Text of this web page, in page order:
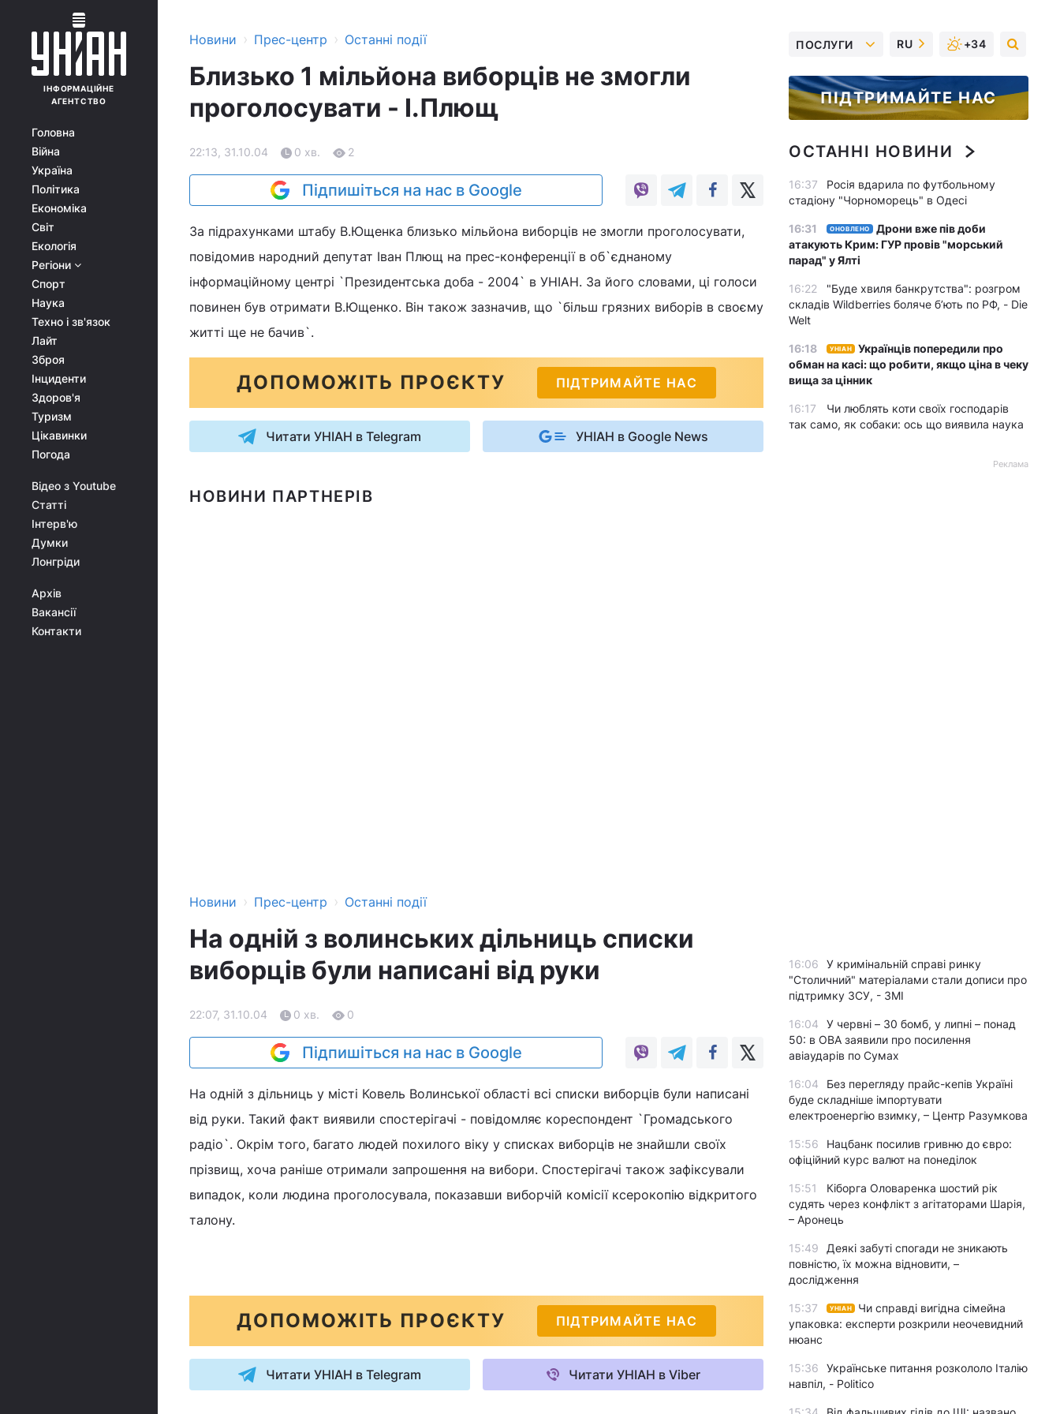
ІНФОРМАЦІЙНЕ
АГЕНТСТВО
Головна
Війна
Україна
Політика
Економіка
Світ
Екологія
Регіони
Спорт
Наука
Техно і зв'язок
Лайт
Зброя
Інциденти
Здоров'я
Туризм
Цікавинки
Погода
Відео з Youtube
Статті
Інтерв'ю
Думки
Лонгріди
Архів
Вакансії
Контакти
Новини › Прес-центр › Останні події
Близько 1 мільйона виборців не змогли
проголосувати - І.Плющ
22:13, 31.10.04 0 хв. 2
Підпишіться на нас в Google
За підрахунками штабу В.Ющенка близько мільйона виборців не змогли проголосувати,
повідомив народний депутат Іван Плющ на прес-конференції в об`єднаному
інформаційному центрі `Президентська доба - 2004` в УНІАН. За його словами, ці голоси
повинен був отримати В.Ющенко. Він також зазначив, що `більш грязних виборів в своєму
житті ще не бачив`.
ДОПОМОЖІТЬ ПРОЄКТУ ПІДТРИМАЙТЕ НАС
Читати УНІАН в Telegram УНІАН в Google News
НОВИНИ ПАРТНЕРІВ
Новини › Прес-центр › Останні події
На одній з волинських дільниць списки
виборців були написані від руки
22:07, 31.10.04 0 хв. 0
Підпишіться на нас в Google
На одній з дільниць у місті Ковель Волинської області всі списки виборців були написані
від руки. Такий факт виявили спостерігачі - повідомляє кореспондент `Громадського
радіо`. Окрім того, багато людей похилого віку у списках виборців не знайшли своїх
прізвищ, хоча раніше отримали запрошення на вибори. Спостерігачі також зафіксували
випадок, коли людина проголосувала, показавши виборчій комісії ксерокопію відкритого
талону.
ДОПОМОЖІТЬ ПРОЄКТУ ПІДТРИМАЙТЕ НАС
Читати УНІАН в Telegram Читати УНІАН в Viber
ПОСЛУГИ RU +34
ПІДТРИМАЙТЕ НАС
ОСТАННІ НОВИНИ
16:37
Росія вдарила по футбольному
стадіону "Чорноморець" в Одесі
16:31 ОНОВЛЕНО
Дрони вже пів доби
атакують Крим: ГУР провів "морський
парад" у Ялті
16:22
"Буде хвиля банкрутства": розгром
складів Wildberries боляче бʼють по РФ, - Die
Welt
16:18 УНІАН
Українців попередили про
обман на касі: що робити, якщо ціна в чеку
вища за цінник
16:17
Чи люблять коти своїх господарів
так само, як собаки: ось що виявила наука
Реклама
16:06
У кримінальній справі ринку
"Столичний" матеріалами стали дописи про
підтримку ЗСУ, - ЗМІ
16:04
У червні – 30 бомб, у липні – понад
50: в ОВА заявили про посилення
авіаударів по Сумах
16:04
Без перегляду прайс-кепів Україні
буде складніше імпортувати
електроенергію взимку, – Центр Разумкова
15:56
Нацбанк посилив гривню до євро:
офіційний курс валют на понеділок
15:51
Кіборга Оловаренка шостий рік
судять через конфлікт з агітаторами Шарія,
– Аронець
15:49
Деякі забуті спогади не зникають
повністю, їх можна відновити, –
дослідження
15:37 УНІАН
Чи справді вигідна сімейна
упаковка: експерти розкрили неочевидний
нюанс
15:36
Українське питання розкололо Італію
навпіл, - Politico